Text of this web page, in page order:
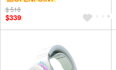
板/導風罩)
訂單滿999享9折
$ 518
$339